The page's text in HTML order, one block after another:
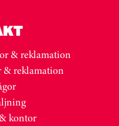
& reklamation
& reklamation
kontor